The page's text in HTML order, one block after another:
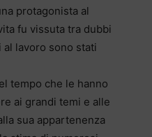
protagonista al
fu vissuta tra dubbi
lavoro sono stati
tempo che le hanno
ai grandi temi e alle
sua appartenenza